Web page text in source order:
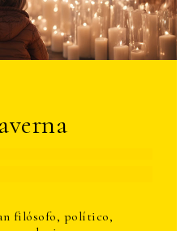
filósofo, político,